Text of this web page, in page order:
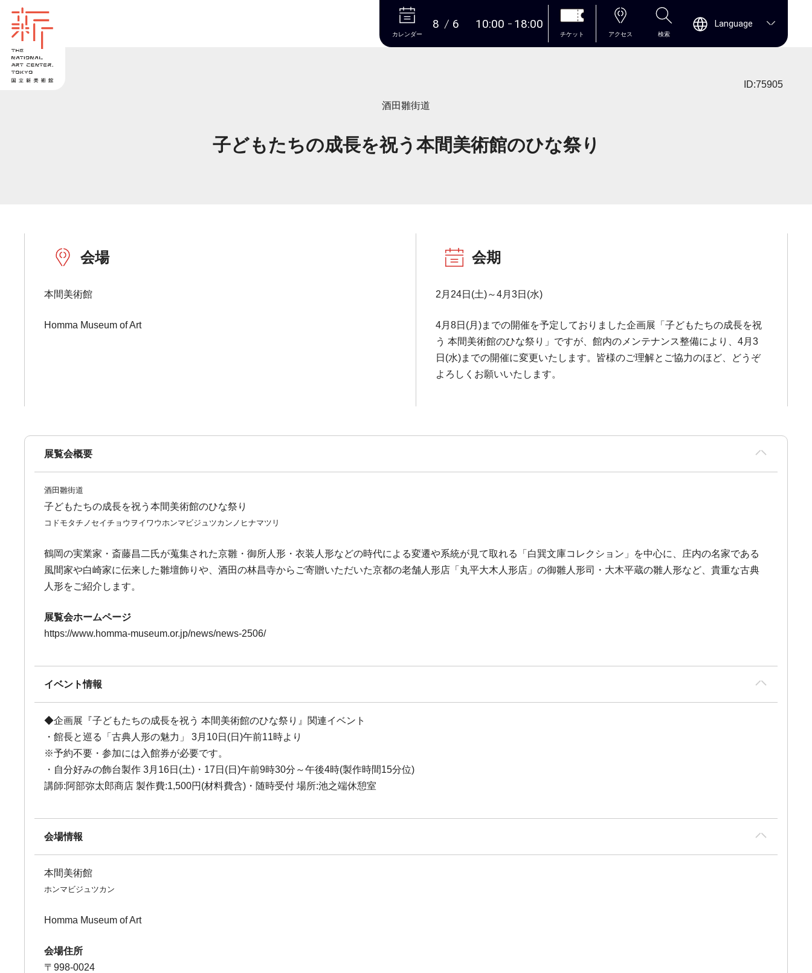
本文へ
カレンダー
8 6 10:00 18:00
チケット アクセス 検索
Language
ID:75905
酒田雛街道
子どもたちの成長を祝う本間美術館のひな祭り
会場
本間美術館
Homma Museum of Art
会期
2月24日(土)～4月3日(水)
4月8日(月)までの開催を予定しておりました企画展「子どもたちの成長を祝
う 本間美術館のひな祭り」ですが、館内のメンテナンス整備により、4月3
日(水)までの開催に変更いたします。皆様のご理解とご協力のほど、どうぞ
よろしくお願いいたします。
展覧会概要
酒田雛街道
子どもたちの成長を祝う本間美術館のひな祭り
コドモタチノセイチョウヲイワウホンマビジュツカンノヒナマツリ
鶴岡の実業家・斎藤昌二氏が蒐集された京雛・御所人形・衣装人形などの時代による変遷や系統が見て取れる「白巽文庫コレクション」を中心に、庄内の名家である
風間家や白崎家に伝来した雛壇飾りや、酒田の林昌寺からご寄贈いただいた京都の老舗人形店「丸平大木人形店」の御雛人形司・大木平蔵の雛人形など、貴重な古典
人形をご紹介します。
展覧会ホームページ
https://www.homma-museum.or.jp/news/news-2506/
イベント情報
◆企画展『子どもたちの成長を祝う 本間美術館のひな祭り』関連イベント
・館長と巡る「古典人形の魅力」 3月10日(日)午前11時より
※予約不要・参加には入館券が必要です。
・自分好みの飾台製作 3月16日(土)・17日(日)午前9時30分～午後4時(製作時間15分位)
講師:阿部弥太郎商店 製作費:1,500円(材料費含)・随時受付 場所:池之端休憩室
会場情報
本間美術館
ホンマビジュツカン
Homma Museum of Art
会場住所
〒998-0024